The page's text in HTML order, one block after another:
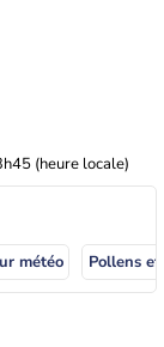
(heure locale)
météo Pollens